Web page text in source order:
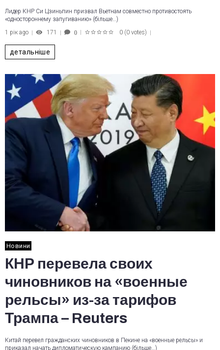
Лидер КНР Си Цзиньпин призвал Вьетнам совместно противостоять
«одностороннему запугиванию» (більше…)
1 рік ago
171 0 0 (0 votes)
детальніше
Новини
КНР перевела своих
чиновников на «военные
рельсы» из-за тарифов
Трампа – Reuters
Китай перевел гражданских чиновников в Пекине на «военные рельсы» и
приказал начать дипломатическую кампанию (більше…)